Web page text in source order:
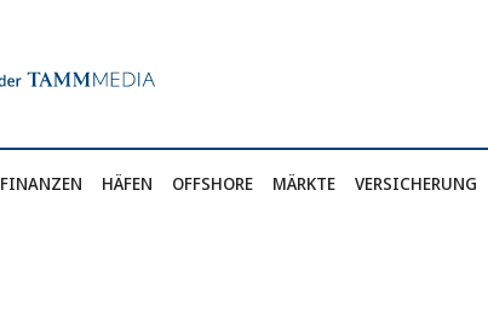
FINANZEN HÄFEN OFFSHORE MÄRKTE VERSICHERUNG